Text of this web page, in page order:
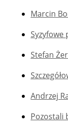
Marcin
Stefan
Andrzej
Pozostali